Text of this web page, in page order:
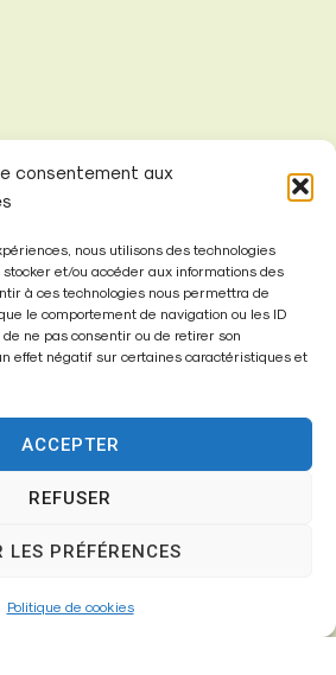
consentement aux
nous utilisons des technologies
et/ou accéder aux informations des
à ces technologies nous permettra de
le comportement de navigation ou les ID
ne pas consentir ou de retirer son
effet négatif sur certaines caractéristiques et
ACCEPTER
REFUSER
LES PRÉFÉRENCES
Politique de cookies
– Fontenay-Trésigny
01 64 25 90 67